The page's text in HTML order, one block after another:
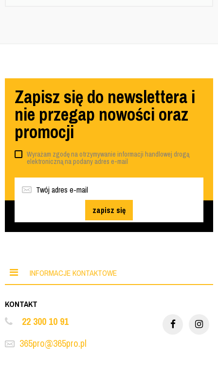
Zapisz się do newslettera i
nie przegap nowości oraz
promocji
Wyrażam zgodę na otrzymywanie informacji handlowej drogą
elektroniczną na podany adres e-mail
zapisz się
INFORMACJE KONTAKTOWE
KONTAKT
22 300 10 91
365pro@365pro.pl